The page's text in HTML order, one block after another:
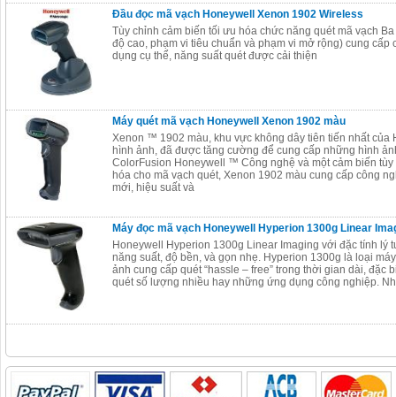
Đầu đọc mã vạch Honeywell Xenon 1902 Wireless
Tùy chỉnh cảm biến tối ưu hóa chức năng quét mã vạch
độ cao, phạm vi tiêu chuẩn và phạm vi mở rộng) cung cấp
dụng cụ thể, năng suất quét được cải thiện
Máy quét mã vạch Honeywell Xenon 1902 màu
Xenon ™ 1902 màu, khu vực không dây tiên tiến nhất của
hình ảnh, đã được tăng cường để cung cấp những hình
ColorFusion Honeywell ™ Công nghệ và một cảm biến
hóa cho mã vạch quét, Xenon 1902 màu cung cấp công
mới, hiệu suất và
Máy đọc mã vạch Honeywell Hyperion 1300g Linear
Honeywell Hyperion 1300g Linear Imaging với đặc tính lý
năng suất, độ bền, và gọn nhẹ. Hyperion 1300g là loại
ảnh cung cấp quét “hassle – free” trong thời gian dài, đặc
quét số lượng nhiều hay những ứng dụng công nghiệp.